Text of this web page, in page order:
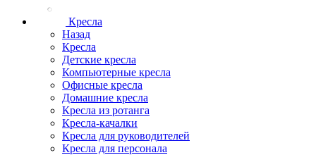
Кресла
Назад
Кресла
Детские кресла
Компьютерные кресла
Офисные кресла
Домашние кресла
Кресла из ротанга
Кресла-качалки
Кресла для руководителей
Кресла для персонала